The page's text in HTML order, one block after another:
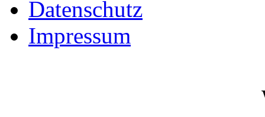
Datenschutz
Impressum